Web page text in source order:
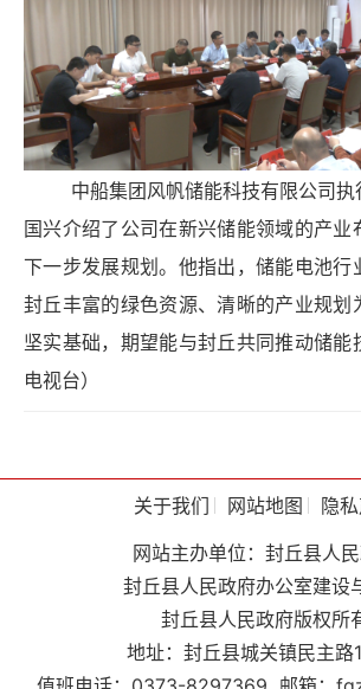
中船集团风帆储能科技有限公司执
国兴介绍了公司在新兴储能领域的产业
下一步发展规划。他指出，储能电池行
封丘丰富的绿色资源、清晰的产业规划
坚实基础，期望能与封丘共同推动储能
电视台）
关于我们 网站地图
隐
网站主办单位：封丘县人
封丘县人民政府办公室建设
封丘县人民政府版权所
地址：封丘县城关镇民主路